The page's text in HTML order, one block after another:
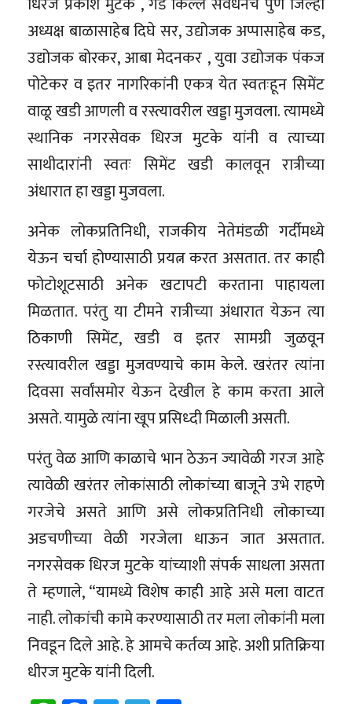
अध्यक्ष बाळासाहेब दिघे सर, उद्योजक अप्पासाहेब कड,
उद्योजक बोरकर, आबा मेदनकर , युवा उद्योजक पंकज
पोटेकर व इतर नागरिकांनी एकत्र येत स्वतःहून सिमेंट
वाळू खडी आणली व रस्त्यावरील खड्डा मुजवला. त्यामध्ये
स्थानिक नगरसेवक धिरज मुटके यांनी व त्याच्या
साथीदारांनी स्वतः सिमेंट खडी कालवून रात्रीच्या
अंधारात हा खड्डा मुजवला.
अनेक लोकप्रतिनिधी, राजकीय नेतेमंडळी गर्दीमध्ये
येऊन चर्चा होण्यासाठी प्रयत्न करत असतात. तर काही
फोटोशूटसाठी अनेक खटापटी करताना पाहायला
मिळतात. परंतु या टीमने रात्रीच्या अंधारात येऊन त्या
ठिकाणी सिमेंट, खडी व इतर सामग्री जुळवून
रस्त्यावरील खड्डा मुजवण्याचे काम केले. खरंतर त्यांना
दिवसा सर्वांसमोर येऊन देखील हे काम करता आले
असते. यामुळे त्यांना खूप प्रसिध्दी मिळाली असती.
परंतु वेळ आणि काळाचे भान ठेऊन ज्यावेळी गरज आहे
त्यावेळी खरंतर लोकांसाठी लोकांच्या बाजूने उभे राहणे
गरजेचे असते आणि असे लोकप्रतिनिधी लोकाच्या
अडचणीच्या वेळी गरजेला धाऊन जात असतात.
नगरसेवक धिरज मुटके यांच्याशी संपर्क साधला असता
ते म्हणाले, “यामध्ये विशेष काही आहे असे मला वाटत
नाही. लोकांची कामे करण्यासाठी तर मला लोकांनी मला
निवडून दिले आहे. हे आमचे कर्तव्य आहे. अशी प्रतिक्रिया
धीरज मुटके यांनी दिली.